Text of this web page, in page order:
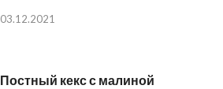
03.12.2021
Постный кекс с малиной